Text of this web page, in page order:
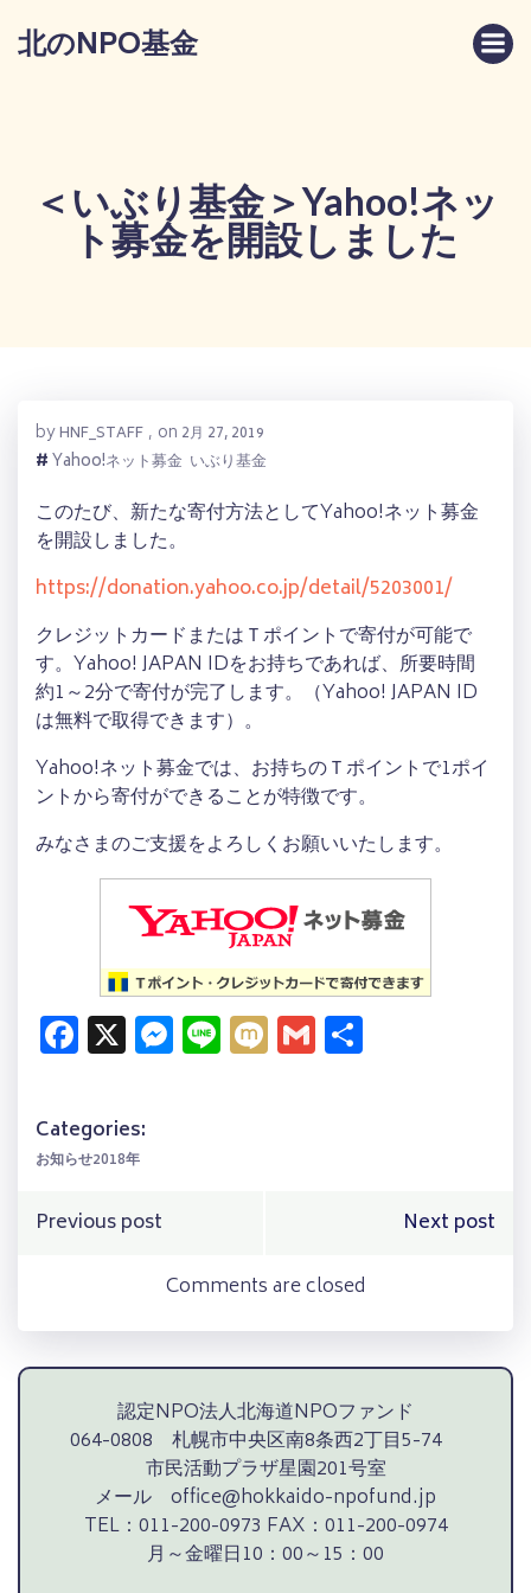
キ
ッ
プ
北のNPO基金
＜いぶり基金＞Yahoo!ネッ
ト募金を開設しました
byHNF_STAFF , on 2月 27, 2019
#Yahoo!ネット募金 いぶり基金
このたび、新たな寄付方法としてYahoo!ネット募金
を開設しました。
https://donation.yahoo.co.jp/detail/5203001/
クレジットカードまたはＴポイントで寄付が可能で
す。Yahoo! JAPAN IDをお持ちであれば、所要時間
約1～2分で寄付が完了します。（Yahoo! JAPAN ID
は無料で取得できます）。
Yahoo!ネット募金では、お持ちのＴポイントで1ポイ
ントから寄付ができることが特徴です。
みなさまのご支援をよろしくお願いいたします。
Facebook
X Messenger
LineMixiGmail
Categories:
お知らせ2018年
Post
navigation
Previous post
navigation
Next post
Comments are closed
認定NPO法人北海道NPOファンド
064-0808 札幌市中央区南8条西2丁目5-74
市民活動プラザ星園201号室
メール office@hokkaido-npofund.jp
TEL：011-200-0973 FAX：011-200-0974
月～金曜日10：00～15：00